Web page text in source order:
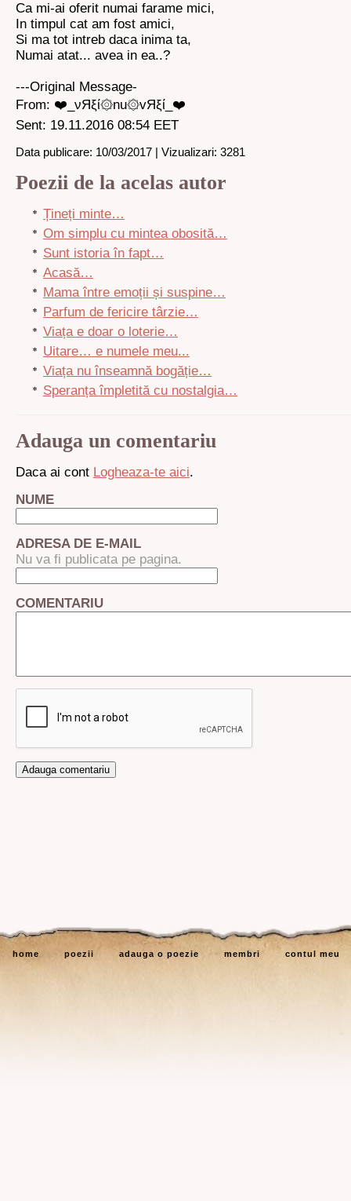
Ca mi-ai oferit numai farame mici,
In timpul cat am fost amici,
Si ma tot intreb daca inima ta,
Numai atat... avea in ea..?
---Original Message-
From: ❤️_νЯξί۞nu۞vЯξί_❤️
Sent: 19.11.2016 08:54 EET
Data publicare: 10/03/2017 | Vizualizari: 3281
Poezii de la acelas autor
Țineți minte…
Om simplu cu mintea obosită…
Sunt istoria în fapt…
Acasă…
Mama între emoții și suspine…
Parfum de fericire târzie…
Viața e doar o loterie…
Uitare… e numele meu...
Viața nu înseamnă bogăție…
Speranța împletită cu nostalgia…
Adauga un comentariu
Daca ai cont Logheaza-te aici.
NUME
ADRESA DE E-MAIL
Nu va fi publicata pe pagina.
COMENTARIU
home poezii adauga o poezie membri contul meu